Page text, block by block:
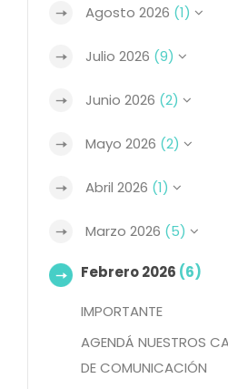
Agosto 2026 (1)
Julio 2026 (9)
Junio 2026 (2)
Mayo 2026 (2)
Abril 2026 (1)
Marzo 2026 (5)
Febrero 2026 (6)
IMPORTANTE
AGENDÁ NUESTROS
DE COMUNICACIÓN